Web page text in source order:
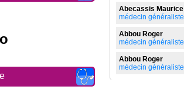
Abecassis Maurice
médecin généraliste
Abbou Roger
médecin généraliste
Abbou Roger
médecin généraliste